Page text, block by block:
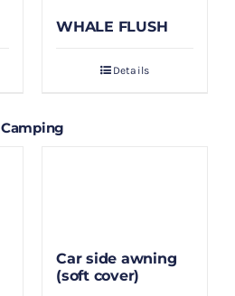
WHALE FLUSH
Details
Camping
Car side awning
(soft cover)